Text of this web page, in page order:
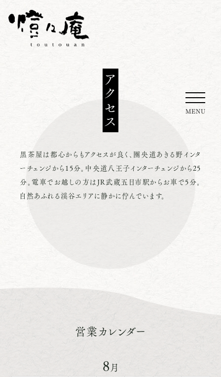
MENU
アクセス
黒茶屋は都心からもアクセスが良く、圏央道あきる野インタ
ーチェンジから15分。中央道八王子インターチェンジから25
分。電車でお越しの方はJR武蔵五日市駅からお車で5分。
自然あふれる渓谷エリアに静かに佇んでいます。
営業カレンダー
8月